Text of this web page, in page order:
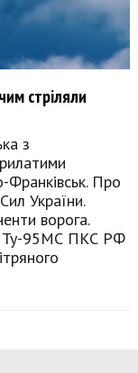
стріляли
з
Франківськ. Про
України.
ворога.
Ту-95МС ПКС РФ